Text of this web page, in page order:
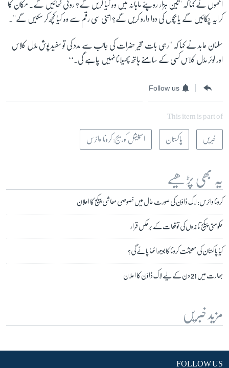
انھوں نے کہا کہ ''تین ہزار روپئے ماہانہ میں وہ کیا کریں گے؟ روٹی کھائیں گے۔ مکان کا
کرایہ چکائیں گے یا بچوں کی دوا دارو کریں گے؟ اتنی سی رقم سے وہ کیا کچھ کر سکیں گے''۔
سلمان عابد نے کہا کہ ''رہی بات مخیر حضرات کی جانب سے مدد کی تو سفید پوش مڈل کلاس
اور لوئر مڈل کلاس کسی کے سامنے ہاتھ پھیلانا نہیں چاہے گی۔‘‘
Follow us
This item is part of
خبریں پاکستان اسپیشل کوریج: کرونا وائرس
یہ بھی پڑھیے
کرونا وائرس: لاک ڈاؤن کی صورت حال میں خصوصی معاشی پیکج کا اعلان
حکومتی پیکج تاجروں کی توقعات کے برعکس قرار
کیا پاکستان کی معیشت کرونا کا بوجھ اٹھا پائے گی؟
بھارت میں 21 دن کے لیے لاک ڈاؤن کا اعلان
مزید خبریں
FOLLOW US